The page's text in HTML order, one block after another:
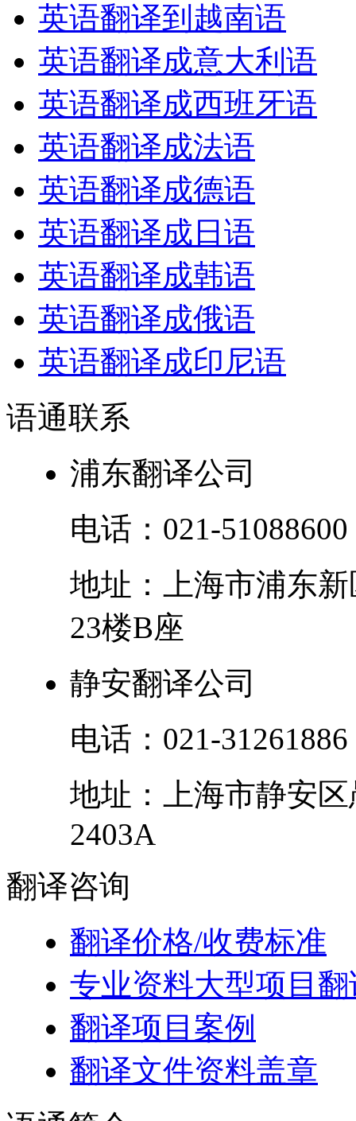
英语翻译到越南语
英语翻译成意大利语
英语翻译成西班牙语
英语翻译成法语
英语翻译成德语
英语翻译成日语
英语翻译成韩语
英语翻译成俄语
英语翻译成印尼语
语通联系
浦东翻译公司
电话： 021-51088600
地址：
上海市浦东新
23楼B座
静安翻译公司
电话： 021-31261886
地址：
上海市静安区
2403A
翻译咨询
翻译价格/收费标准
专业资料大型项目翻
翻译项目案例
翻译文件资料盖章